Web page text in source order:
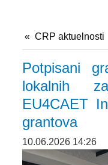
CRP aktuelnosti
Potpisani
lokalnih
EU4CAET
grantova
10.06.2026 14:26